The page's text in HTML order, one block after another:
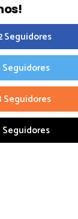
Seguidores
Seguidores
Seguidores
Seguidores